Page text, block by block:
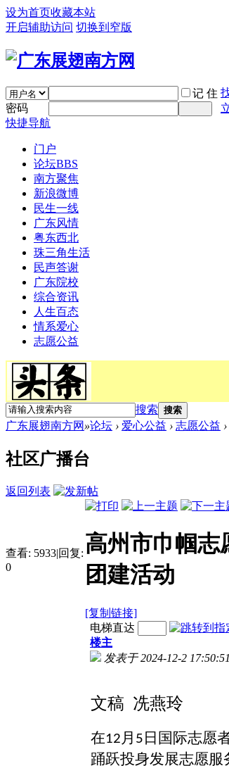
设为首页收藏本站
开启辅助访问 切换到窄版
记 住
密码
快捷导航
门户
论坛BBS
南方聚焦
新浪微博
民生一线
广东风情
粤东西北
珠三角生活
民声答谢
广东院校
综合资讯
人生百态
情系爱心
志愿公益
搜索 搜索
广东展翅南方网 »论坛 › 爱心公益 › 志愿公益 ›
社区广播台
返回列表
查看: 5933|回复:
0
高州市巾帼志
团建活动
[复制链接]
电梯直达
楼主
发表于 2024-12-2 17:50:51
文稿 冼燕玲
在12 月 5 日国际志愿
踊跃投身发展志愿服